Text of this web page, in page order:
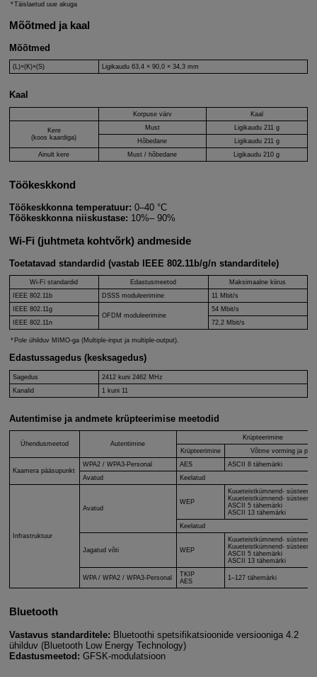
Täislaetud uue akuga
Mõõtmed ja kaal
Mõõtmed
(L)×(K)×(S) Ligikaudu 63,4 × 90,0 × 34,3 mm
Kaal
Korpuse värv Kaal
Kere
(koos kaardiga)
Must
Ligikaudu 211 g
Hõbedane
Ligikaudu 211 g
Ainult kere
Must / hõbedane Ligikaudu 210 g
Töökeskkond
Töökeskkonna temperatuur: 0–40 °C
Töökeskkonna niiskustase: 10%– 90%
Wi-Fi (juhtmeta kohtvõrk) andmeside
Toetatavad standardid (vastab IEEE 802.11b/g/n standarditele)
Wi-Fi standardid Edastusmeetod
Maksimaalne kiirus
IEEE 802.11b
DSSS moduleerimine
11 Mbit/s
IEEE 802.11g
OFDM moduleerimine
54 Mbit/s
IEEE 802.11n
72,2 Mbit/s
Pole ühilduv MIMO-ga (Multiple-input ja multiple-output).
Edastussagedus (kesksagedus)
Sagedus
2412 kuni 2462 MHz
Kanalid
1 kuni 11
Autentimise ja andmete krüpteerimise meetodid
Ühendusmeetod Autentimine
Krüpteerimine
Krüpteerimine
Võtme vorming ja
Kaamera pääsupunkt
WPA2 /WPA3-Personal AES
ASCII 8 tähemärki
Avatud
Keelatud
Infrastruktuur
Avatud
WEP
Kuueteistkümnend-
Kuueteistkümnend-
ASCII 5 tähemärki
ASCII 13 tähemärki
Keelatud
Jagatud võti WEP
Kuueteistkümnend-
Kuueteistkümnend-
ASCII 5 tähemärki
ASCII 13 tähemärki
WPA/WPA2 /WPA3-Personal
TKIP
AES
1–127 tähemärki
Bluetooth
Vastavus standarditele: Bluetoothi spetsifikatsioonide versiooniga 4.2
ühilduv (Bluetooth Low Energy Technology)
Edastusmeetod: GFSK-modulatsioon